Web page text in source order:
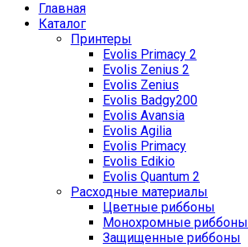
Главная
Каталог
Принтеры
Evolis Primacy 2
Evolis Zenius 2
Evolis Zenius
Evolis Badgy200
Evolis Avansia
Evolis Agilia
Evolis Primacy
Evolis Edikio
Evolis Quantum 2
Расходные материалы
Цветные риббоны
Монохромные риббоны
Защищенные риббоны